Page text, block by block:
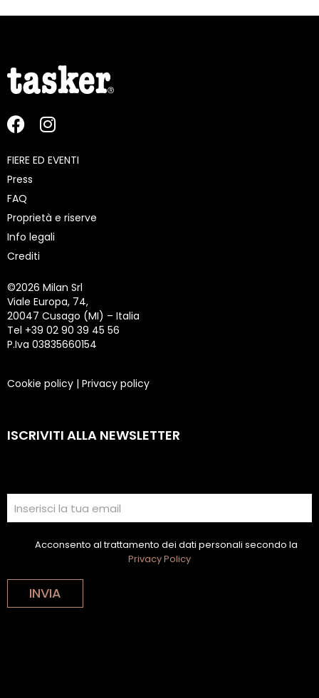
FIERE ED EVENTI
Press
FAQ
Proprietà e riserve
Info legali
Crediti
©2026 Milan Srl
Viale Europa, 74,
20047 Cusago (MI) – Italia
Tel +39 02 90 39 45 56
P.Iva 03835660154
Cookie policy | Privacy policy
ISCRIVITI ALLA NEWSLETTER
Acconsento al trattamento dei dati personali secondo la
Privacy Policy
INVIA